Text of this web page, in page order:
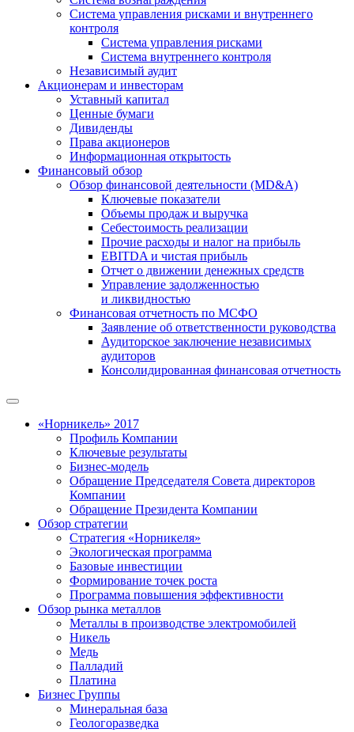
Система управления рисками и внутреннего
контроля
Система управления рисками
Система внутреннего контроля
Независимый аудит
Акционерам и инвесторам
Уставный капитал
Ценные бумаги
Дивиденды
Права акционеров
Информационная открытость
Финансовый обзор
Обзор финансовой деятельности (MD&A)
Ключевые показатели
Объемы продаж и выручка
Себестоимость реализации
Прочие расходы и налог на прибыль
EBITDA и чистая прибыль
Отчет о движении денежных средств
Управление задолженностью
и ликвидностью
Финансовая отчетность по МСФО
Заявление об ответственности руководства
Аудиторское заключение независимых
аудиторов
Консолидированная финансовая отчетность
«Норникель» 2017
Профиль Компании
Ключевые результаты
Бизнес-модель
Обращение Председателя Совета директоров
Компании
Обращение Президента Компании
Обзор стратегии
Стратегия «Норникеля»
Экологическая программа
Базовые инвестиции
Формирование точек роста
Программа повышения эффективности
Обзор рынка металлов
Металлы в производстве электромобилей
Никель
Медь
Палладий
Платина
Бизнес Группы
Минеральная база
Геологоразведка